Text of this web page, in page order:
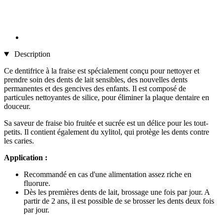
Description
Ce dentifrice à la fraise est spécialement conçu pour nettoyer et
prendre soin des dents de lait sensibles, des nouvelles dents
permanentes et des gencives des enfants. Il est composé de
particules nettoyantes de silice, pour éliminer la plaque dentaire en
douceur.
Sa saveur de fraise bio fruitée et sucrée est un délice pour les tout-
petits. Il contient également du xylitol, qui protège les dents contre
les caries.
Application :
Recommandé en cas d'une alimentation assez riche en
fluorure.
Dès les premières dents de lait, brossage une fois par jour. A
partir de 2 ans, il est possible de se brosser les dents deux fois
par jour.